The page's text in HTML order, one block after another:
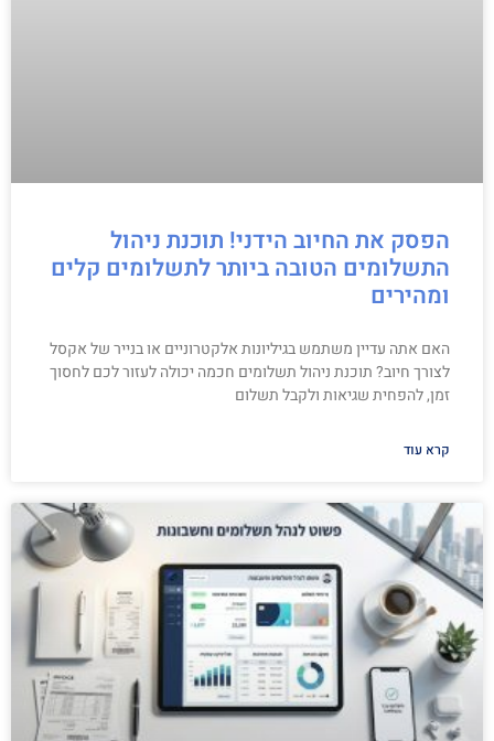
הפסק את החיוב הידני! תוכנת ניהול
התשלומים הטובה ביותר לתשלומים קלים
ומהירים
האם אתה עדיין משתמש בגיליונות אלקטרוניים או בנייר של אקסל
לצורך חיוב? תוכנת ניהול תשלומים חכמה יכולה לעזור לכם לחסוך
זמן, להפחית שגיאות ולקבל תשלום
קרא עוד